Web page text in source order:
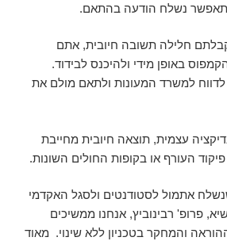
נשלח הודעה בהתאם.
חלילה תשובה חיובית, אתם
באופן מידי ולהיכנס לבידוד.
לדווח למשרד המעונות ולתאם מולם את
עצמית, תוצאה חיובית מחייבת
העורף או בקופות החולים השונות.
אתמול לסטודנטים ולסגל האקדמי
פרופ' רבינוביץ, אנחנו ממשיכים
והמחקר בטכניון ללא שינוי. מאוד